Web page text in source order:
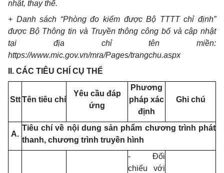
nhật, thay thế.
+ Danh sách “Phòng đo kiểm được Bộ TTTT chỉ định”
được Bộ Thông tin và Truyền thông công bố và cập nhật
tại địa chỉ tên miền:
https://www.mic.gov.vn/mra/Pages/trangchu.aspx
II. CÁC TIÊU CHÍ CỤ THỂ
Stt Tên tiêu chí
Yêu cầu đáp
ứng
Phương
pháp xác
định
Ghi chú
A.
Tiêu chí về nội dung sản phẩm chương trình phát
thanh, chương trình truyền hình
- Đối
chiếu với